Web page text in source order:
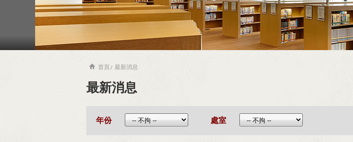
首頁 最新消息
最新消息
年份 處室